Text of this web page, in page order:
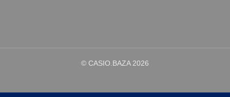
© CASIO.BAZA 2026